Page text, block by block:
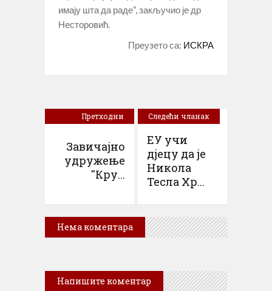
имају шта да раде“, закључио је др
Несторовић.
Преузето са: ИСКРА
Претходни
Завичајно
удружење
''Кру...
Следећи чланак
ЕУ учи
дјецу да је
Никола
Тесла Хр...
Нема коментара
Напишите коментар